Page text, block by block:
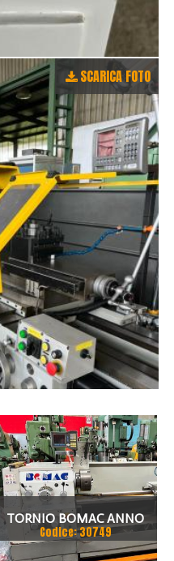
SCARICA FOTO
TORNIO BOMAC ANNO
2008 VISUALIZZATO
Codice: 30749